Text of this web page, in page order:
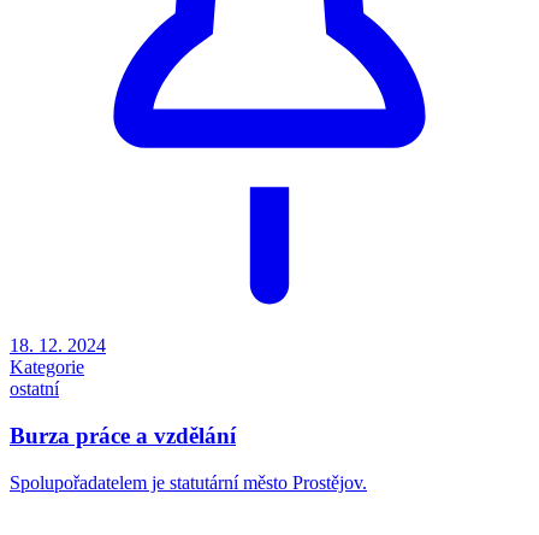
18. 12. 2024
Kategorie
ostatní
Burza práce a vzdělání
Spolupořadatelem je statutární město Prostějov.